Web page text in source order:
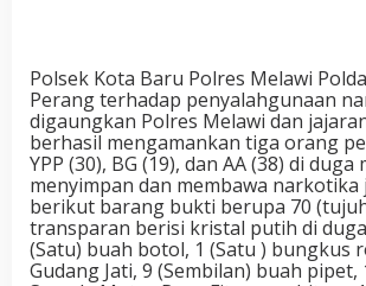
Polsek Kota Baru Polres Melawi
Perang terhadap penyalahgunaan
digaungkan Polres Melawi dan
berhasil mengamankan tiga orang
YPP (30), BG (19), dan AA (38) di duga
menyimpan dan membawa narkotika
berikut barang bukti berupa 70
transparan berisi kristal putih di
(Satu) buah botol, 1 (Satu ) bungkus
Gudang Jati, 9 (Sembilan) buah pipet,